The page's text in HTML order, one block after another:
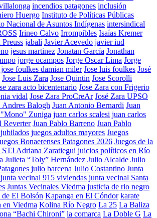
incendios patagones inclusión
Huergo Instituto de Políticas Públicas
Nacional de Asuntos Indígenas intersindical
Irineo Calvo Irrompibles Isaías Kremer
jabali Javier Acevedo javier iud
jesus martinez Jonatan García Jonathan
jorge ocampos Jorge Oscar Lima Jorge
jose foulkes damian miler Jose luis foulkes José
Jose Luis Zara Jose Quintin Jose Scorolli
zara acto bicentenario Jose Zara con Frigerio
vidal Jose Zara ProCreAr José Zara UPSO
Andres Balogh Juan Antonio Bernardi Juan
"Mono" Zuniga juan carlos scalesi juan carlos
Reverter Juan Pablo Barreno Juan Pablo
jubilados juegos adultos mayores Juegos
Bonaerenses Patagones 2026 Juegos de la
STJ Adriana Zaratiegui juicios políticos en Río
Julieta “Toly” Hernández Julio Alcalde Julio
julio barcena Julio Costantino Junta
junta vecinal 915 viviendas junta vecinal Santa
Juntas Vecinales Viedma justicia de rio negro
El Bolsón Kapanga en El Cóndor karate
en Viedma Kolina Río Negro La 25 La Baliza
“Bachi Chironi” la comarca La Doble G La